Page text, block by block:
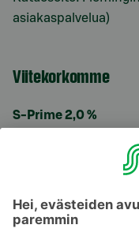
asiakaspalvelua)
Viitekorkomme
S-Prime 2,0 %